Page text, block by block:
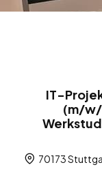
IT-
(m/w/
70173